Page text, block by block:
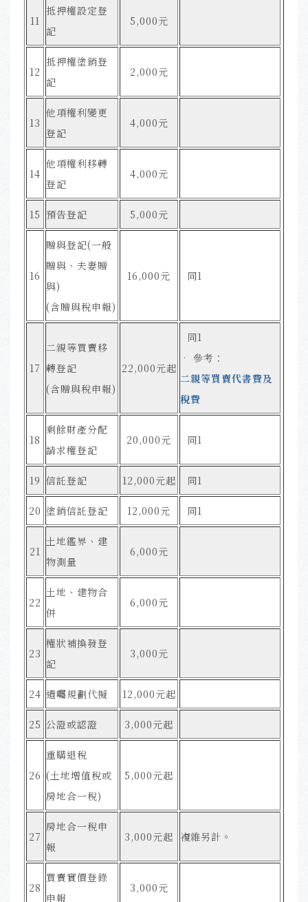
11
抵押權設定登
記
5,000元
12
抵押權塗銷登
記
2,000元
13
他項權利變更
登記
4,000元
14
他項權利移轉
登記
4,000元
15 預告登記 5,000元
16
贈與登記(一般
贈與、夫妻贈
與)
(含贈與稅申報)
16,000元 同1
17
二親等買賣移
轉登記
(含贈與稅申報)
22,000元起
同1
• 參考：
二親等買賣代書費及
稅費
18
剩餘財產分配
請求權登記
20,000元 同1
19 信託登記 12,000元起 同1
20 塗銷信託登記 12,000元 同1
21
土地鑑界、建
物測量
6,000元
22
土地、建物合
併
6,000元
23
權狀補換發登
記
3,000元
24 遺囑規劃代擬 12,000元起
25 公證或認證 3,000元起
26
重購退稅
(土地增值稅或
房地合一稅)
5,000元起
27
房地合一稅申
報
3,000元起 複雜另計 。
28
買賣實價登錄
申報
3,000元